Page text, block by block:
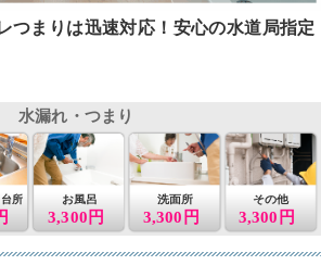
つまりは迅速対応！安心の水道局指定
所 お風呂
3,300円
洗面所
3,300円
その他
3,300円
水漏れ・つまり